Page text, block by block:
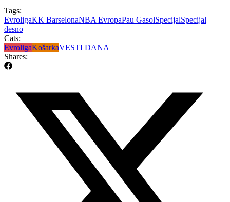
Tags:
EvroligaKK BarselonaNBA EvropaPau GasolSpecijalSpecijal
desno
Cats:
EvroligaKošarkaVESTI DANA
Shares: